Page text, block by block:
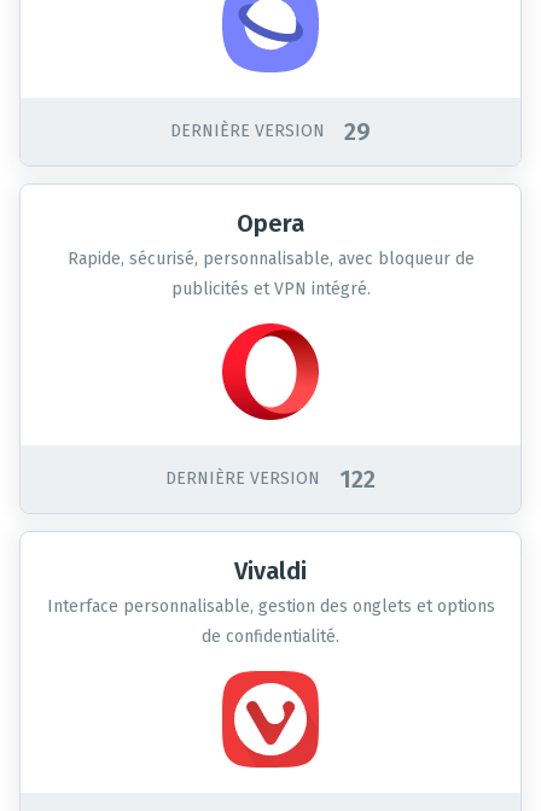
DERNIÈRE VERSION 29
Opera
Rapide, sécurisé, personnalisable, avec bloqueur de
publicités et VPN intégré.
DERNIÈRE VERSION 122
Vivaldi
Interface personnalisable, gestion des onglets et options
de confidentialité.